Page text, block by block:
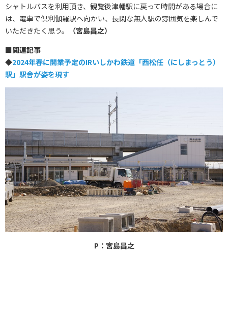
シャトルバスを利用頂き、観覧後津幡駅に戻って時間がある場合に
は、電車で倶利伽羅駅へ向かい、長閑な無人駅の雰囲気を楽しんで
いただきたく思う。
（宮島昌之）
■関連記事
◆2024年春に開業予定のIRいしかわ鉄道「西松任（にしまっとう）
駅」駅舎が姿を現す
P：宮島昌之